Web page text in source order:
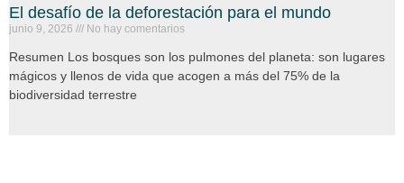
El desafío de la deforestación para el mundo
junio 9, 2026 No hay comentarios
Resumen Los bosques son los pulmones del planeta: son lugares
mágicos y llenos de vida que acogen a más del 75% de la
biodiversidad terrestre